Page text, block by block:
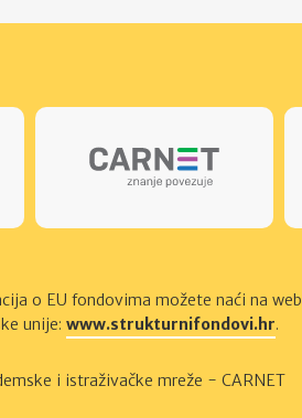
o EU fondovima možete naći na web
unije: www.strukturnifondovi.hr.
i istraživačke mreže - CARNET